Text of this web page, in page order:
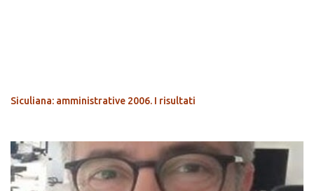
Siculiana: amministrative 2006. I risultati